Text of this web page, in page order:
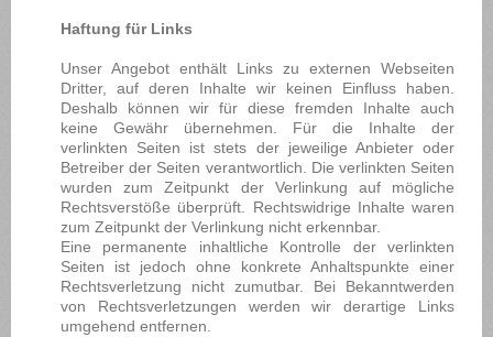
Haftung für Links
Unser Angebot enthält Links zu externen Webseiten
Dritter, auf deren Inhalte wir keinen Einfluss haben.
Deshalb können wir für diese fremden Inhalte auch
keine Gewähr übernehmen. Für die Inhalte der
verlinkten Seiten ist stets der jeweilige Anbieter oder
Betreiber der Seiten verantwortlich. Die verlinkten Seiten
wurden zum Zeitpunkt der Verlinkung auf mögliche
Rechtsverstöße überprüft. Rechtswidrige Inhalte waren
zum Zeitpunkt der Verlinkung nicht erkennbar.
Eine permanente inhaltliche Kontrolle der verlinkten
Seiten ist jedoch ohne konkrete Anhaltspunkte einer
Rechtsverletzung nicht zumutbar. Bei Bekanntwerden
von Rechtsverletzungen werden wir derartige Links
umgehend entfernen.